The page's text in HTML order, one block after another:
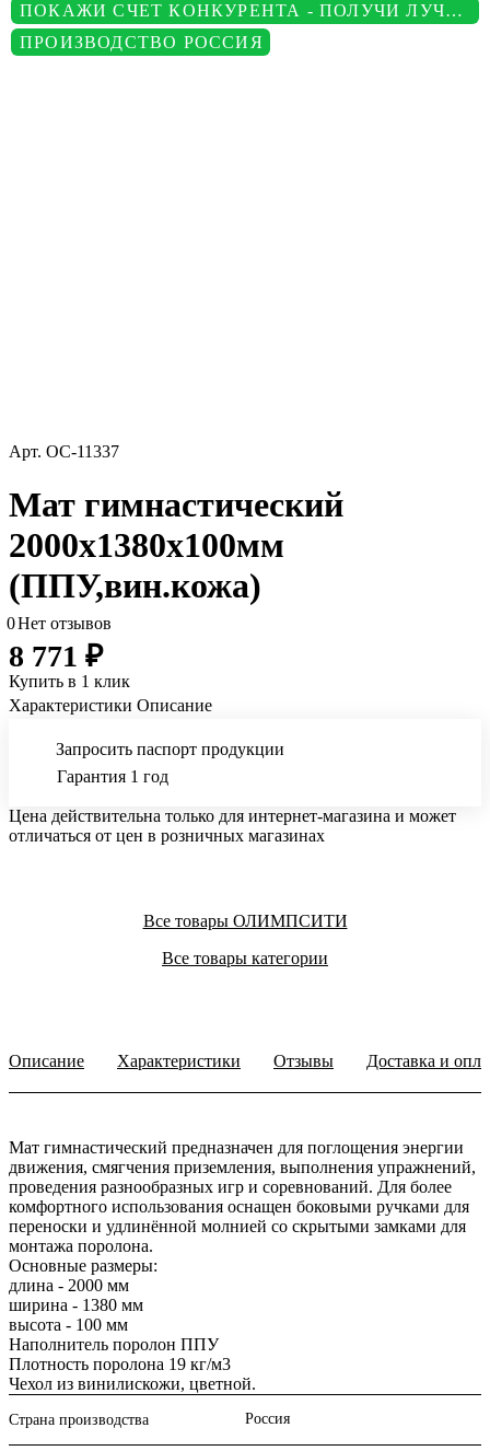
ПОКАЖИ СЧЕТ КОНКУРЕНТА - ПОЛУЧИ ЛУЧШУЮ ЦЕНУ
ПРОИЗВОДСТВО РОССИЯ
Арт. ОС-11337
Мат гимнастический
2000x1380x100мм
(ППУ,вин.кожа)
0Нет отзывов
8 771 ₽
Купить в 1 клик
Характеристики Описание
Запросить паспорт продукции
Гарантия 1 год
Цена действительна только для интернет-магазина и может
отличаться от цен в розничных магазинах
Все товары ОЛИМПСИТИ
Все товары категории
Описание Характеристики Отзывы Доставка и
Мат гимнастический предназначен для поглощения энергии
движения, смягчения приземления, выполнения упражнений,
проведения разнообразных игр и соревнований. Для более
комфортного использования оснащен боковыми ручками для
переноски и удлинённой молнией со скрытыми замками для
монтажа поролона.
Основные размеры:
длина - 2000 мм
ширина - 1380 мм
высота - 100 мм
Наполнитель поролон ППУ
Плотность поролона 19 кг/м3
Чехол из винилискожи, цветной.
Страна производства Россия